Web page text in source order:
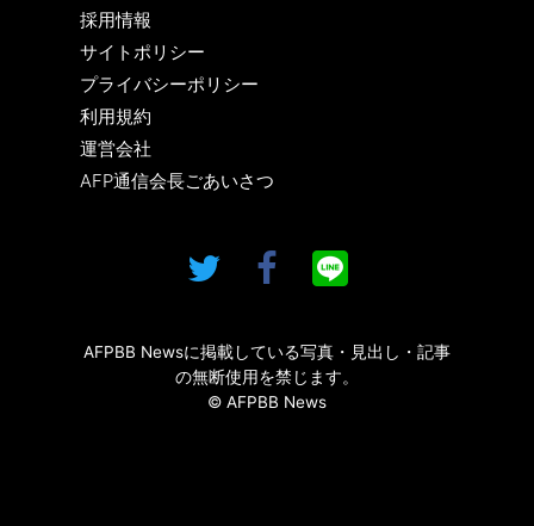
採用情報
サイトポリシー
プライバシーポリシー
利用規約
運営会社
AFP通信会長ごあいさつ
AFPBB Newsに掲載している写真・見出し・記事
の無断使用を禁じます。
© AFPBB News